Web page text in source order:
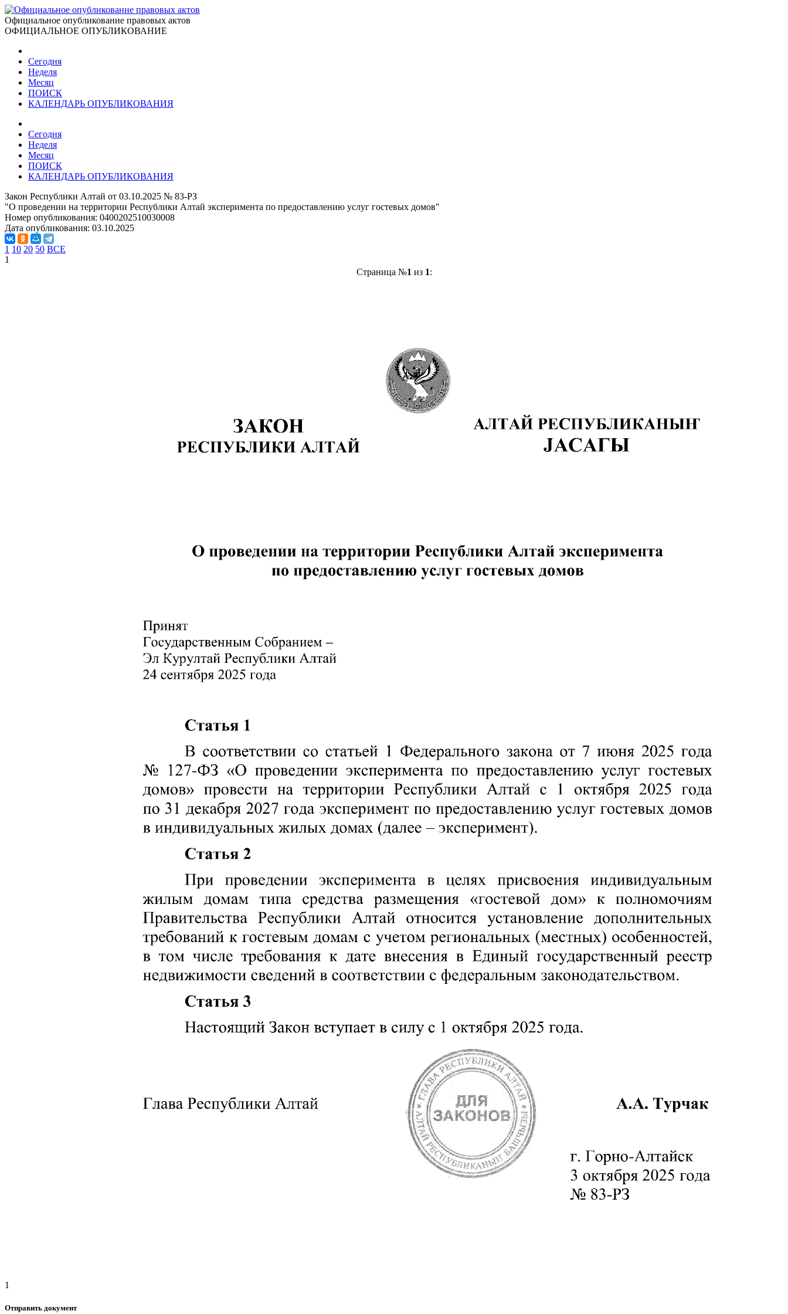
Официальное опубликование правовых актов
ОФИЦИАЛЬНОЕ ОПУБЛИКОВАНИЕ
Сегодня
Неделя
Месяц
ПОИСК
КАЛЕНДАРЬ ОПУБЛИКОВАНИЯ
Сегодня
Неделя
Месяц
ПОИСК
КАЛЕНДАРЬ ОПУБЛИКОВАНИЯ
Закон Республики Алтай от 03.10.2025 № 83-РЗ
"О проведении на территории Республики Алтай эксперимента по предоставлению услуг гостевых домов"
Номер опубликования: 0400202510030008
Дата опубликования: 03.10.2025
1 10 20 50 ВСЕ
1
Страница №1 из 1:
1
Отправить документ